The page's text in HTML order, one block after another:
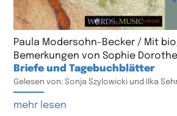
Paula Modersohn-Becker / Mit
Bemerkungen von Sophie
Briefe und Tagebuchblätter
Gelesen von: Sonja Szylowicki und Ilka
mehr lesen